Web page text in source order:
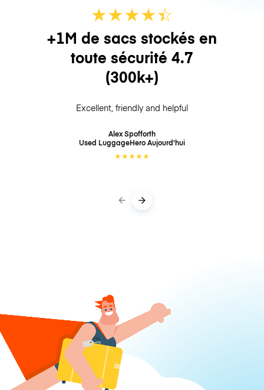
★★★★☆
★
+1M de sacs stockés en
toute sécurité 4.7
(300k+)
Excellent, friendly and helpful
Alex Spofforth
Used LuggageHeroAujourd'hui
★★★★★